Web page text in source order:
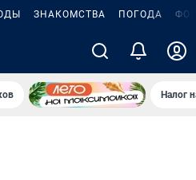
ЗНАКОМСТВА ПОГОДА
Налог